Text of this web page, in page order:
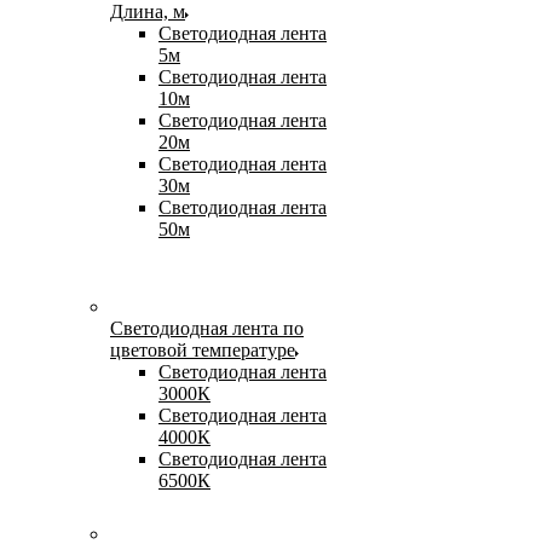
Длина, м
Светодиодная лента
5м
Светодиодная лента
10м
Светодиодная лента
20м
Светодиодная лента
30м
Светодиодная лента
50м
Светодиодная лента по
цветовой температуре
Светодиодная лента
3000К
Светодиодная лента
4000К
Светодиодная лента
6500К